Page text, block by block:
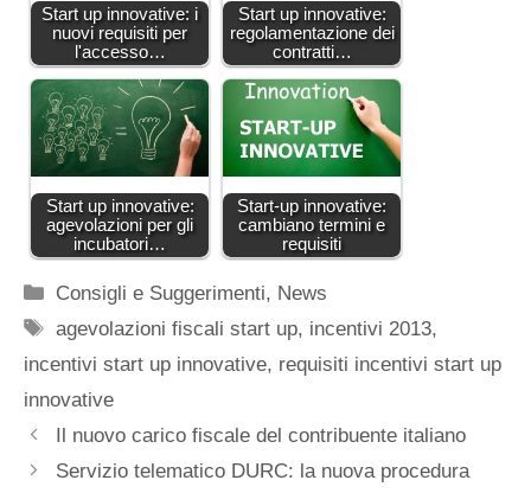
Start up innovative: i
nuovi requisiti per
l'accesso…
Start up innovative:
regolamentazione dei
contratti…
Start up innovative:
agevolazioni per gli
incubatori…
Start-up innovative:
cambiano termini e
requisiti
Categorie
Consigli e Suggerimenti, News
Tag
agevolazioni fiscali start up, incentivi 2013,
incentivi start up innovative, requisiti incentivi start up
innovative
Il nuovo carico fiscale del contribuente italiano
Servizio telematico DURC: la nuova procedura